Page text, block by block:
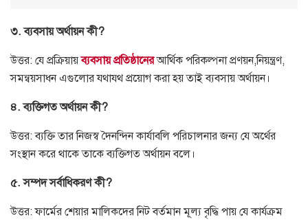
৩. ব্যবসায় অর্থায়ন কী?
উত্তর: যে প্রক্রিয়ায়ব্যবসায় প্রতিষ্ঠানের আর্থিক পরিকল্পনা প্রণয়ন,নিয়ন্ত্রণ,
সমন্বয়সাধন এগুলোর যথাযথ প্রয়োগ করা হয় তাই ব্যবসায় অর্থায়ন।
৪. ব্যক্তিগত অর্থায়ন কী?
উত্তর: ব্যক্তি তার নিজস্ব দৈনন্দিন কার্যাবলি পরিচালনার জন্য যে অর্থের
সংস্থান করে থাকে তাকে ব্যক্তিগত অর্থায়ন বলে।
৫. সম্পদ সর্বাধিকরণ কী?
উত্তর: ফার্মের শেয়ার মালিকদের নিট বর্তমান মূল্য বৃদ্ধি পায় যে কার্যক্রম